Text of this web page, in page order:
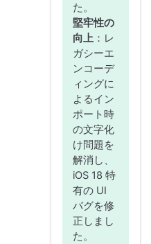
た。
堅牢性の
向上：レ
ガシーエ
ンコーデ
ィングに
よるイン
ポート時
の文字化
け問題を
解消し、
iOS 18 特
有の UI
バグを修
正しまし
た。